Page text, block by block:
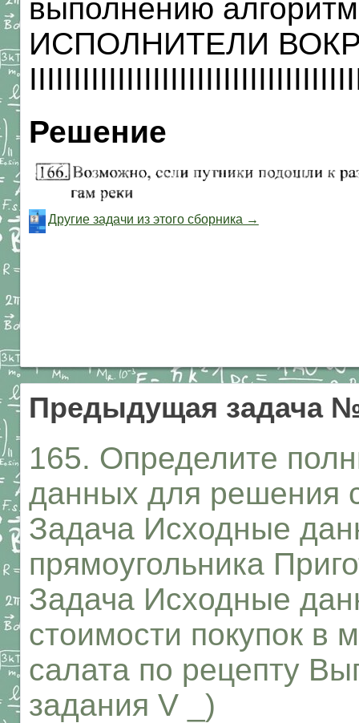
выполнению
ИСПОЛНИТЕЛИ
Решение
Другие задачи из этого сборника →
Предыдущая задача
165. Определите
данных для решения
Задача Исходные
прямоугольника
Задача Исходные
стоимости покупок в
салата по рецепту
задания V _)